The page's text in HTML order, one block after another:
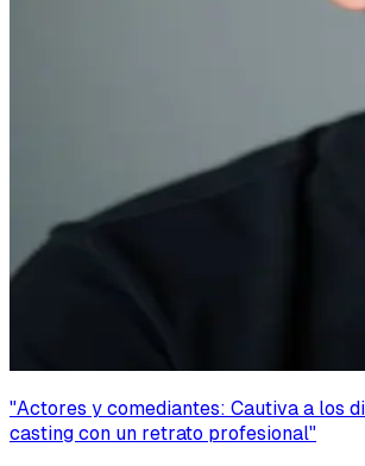
"Actores y comediantes: Cautiva a los
casting con un retrato profesional"